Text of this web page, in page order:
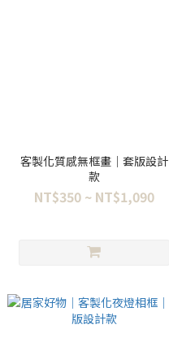
客製化質感無框畫｜套版設計
款
NT$350 ~ NT$1,090